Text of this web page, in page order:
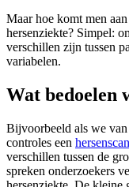
Maar hoe komt men
hersenziekte? Simpel:
verschillen zijn tussen
variabelen.
Wat bedoelen
Bijvoorbeeld als we
controles een hersenscan
verschillen tussen de
spreken onderzoekers